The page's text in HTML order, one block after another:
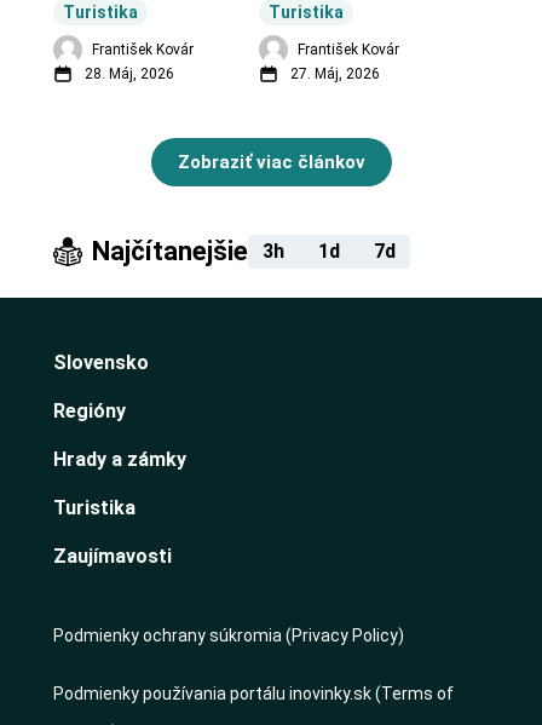
Turistika
František Kovár
28. Máj, 2026
Turistika
obci Budiná.
František Kovár
27. Máj, 2026
Zobraziť viac článkov
Najčítanejšie 3h 1d 7d
Slovensko
Regióny
Hrady a zámky
Turistika
Zaujímavosti
Podmienky ochrany súkromia (Privacy Policy)
Podmienky používania portálu inovinky.sk (Terms of